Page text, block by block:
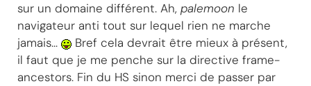
sur un domaine différent. Ah, palemoon le
navigateur anti tout sur lequel rien ne marche
jamais...
Bref cela devrait être mieux à présent,
il faut que je me penche sur la directive frame-
ancestors. Fin du HS sinon merci de passer par